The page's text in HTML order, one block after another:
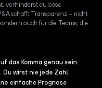
verhinderst du böse
schafft Transparenz – nicht
auch für die Teams, die
das Komma genau sein.
Du wirst nie jede Zahl
einfache Prognose